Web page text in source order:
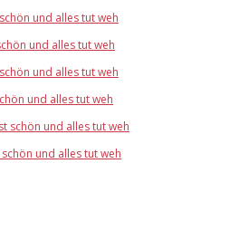
und alles tut weh
und alles tut weh
und alles tut weh
und alles tut weh
schön und alles tut weh
und alles tut weh